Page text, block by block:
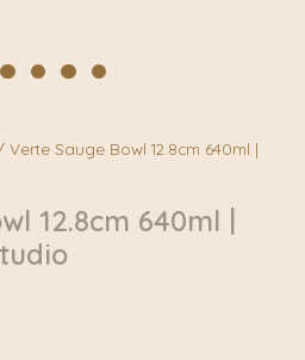
Verte Sauge Bowl 12.8cm 640ml |
12.8cm 640ml |